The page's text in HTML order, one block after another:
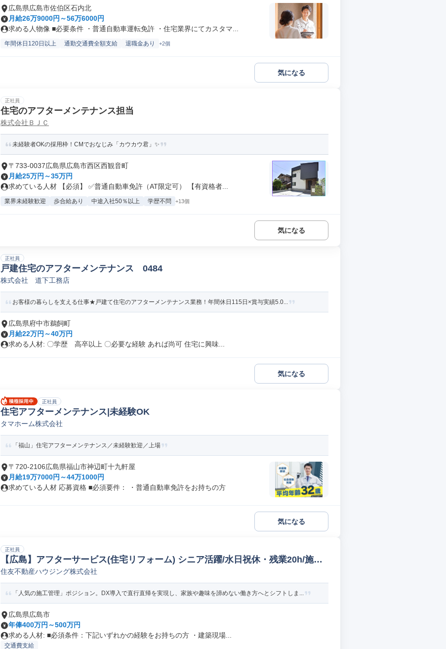
広島県広島市佐伯区石内北
月給26万9000円～56万6000円
求める人物像 ■必要条件 ・普通自動車運転免許 ・住宅業界にてカスタマ...
年間休日120日以上 通勤交通費全額支給 退職金あり +2個
気になる
正社員
住宅のアフターメンテナンス担当
株式会社ＢＪＣ
未経験者OKの採用枠！CMでおなじみ「カウカウ君」✨
〒733-0037広島県広島市西区西観音町
月給25万円～35万円
求めている人材 【必須】 ✅普通自動車免許（AT限定可） 【有資格者...
業界未経験歓迎 歩合給あり 中途入社50％以上 学歴不問 +13個
気になる
正社員
戸建住宅のアフターメンテナンス 0484
株式会社 道下工務店
お客様の暮らしを支える仕事★戸建て住宅のアフターメンテナンス業務！年間休日115日×賞与実績5.0...
広島県府中市鵜飼町
月給22万円～40万円
求める人材: 〇学歴 高卒以上 〇必要な経験 あれば尚可 住宅に興味...
気になる
正社員
住宅アフターメンテナンス|未経験OK
タマホーム株式会社
「福山」住宅アフターメンテナンス／未経験歓迎／上場
〒720-2106広島県福山市神辺町十九軒屋
月給19万7000円～44万1000円
求めている人材 応募資格 ■必須要件： ・普通自動車免許をお持ちの方
気になる
正社員
【広島】アフターサービス(住宅リフォーム) シニア活躍/水日祝休・残業20h/施工
管理兼任無し
住友不動産ハウジング株式会社
「人気の施工管理」ポジション。DX導入で直行直帰を実現し、家族や趣味を諦めない働き方へとシフトしま...
広島県広島市
年俸400万円～500万円
求める人材: ■必須条件：下記いずれかの経験をお持ちの方 ・建築現場...
交通費支給